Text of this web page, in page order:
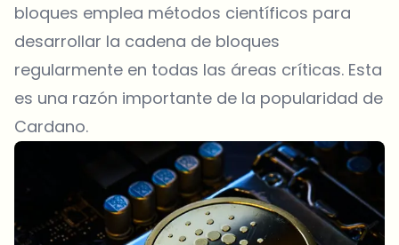
bloques emplea métodos científicos para
desarrollar la cadena de bloques
regularmente en todas las áreas críticas. Esta
es una razón importante de la popularidad de
Cardano.